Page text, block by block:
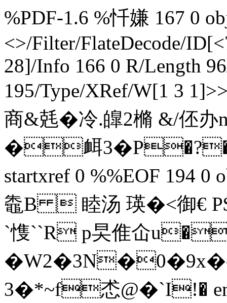
%PDF-1.6 %忏嫌 167 0
<>/Filter/FlateDecode/
28]/Info 166 0 R/Length
195/Type/XRef/W[1 3
商&兞�冷.皥2樇 &/伾
�衈3�P�?�/
startxref 0 %%EOF 194
鼄 B  睦汤 瑛�<御€
`愯``R p旲倠仚
3�*~f怸@�`I!�